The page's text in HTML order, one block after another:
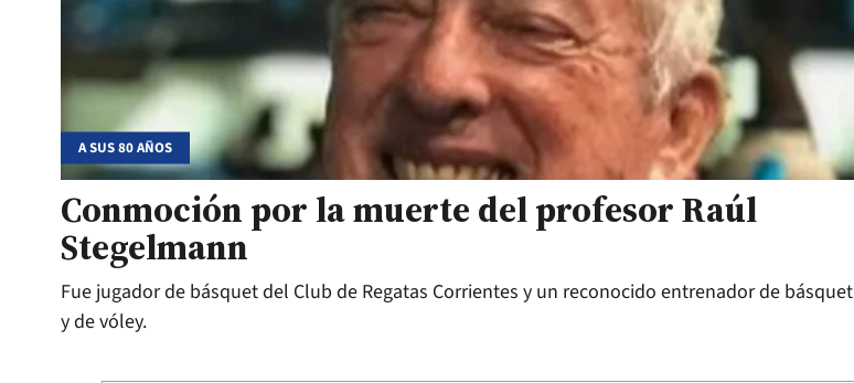
A SUS 80 AÑOS
Conmoción por la muerte del profesor Raúl
Stegelmann
Fue jugador de básquet del Club de Regatas Corrientes y un reconocido entrenador de básquet
y de vóley.